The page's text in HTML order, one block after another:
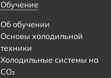
Обучение
Об обучении
Основы холодильной
техники
Холодильные системы на
CO₂